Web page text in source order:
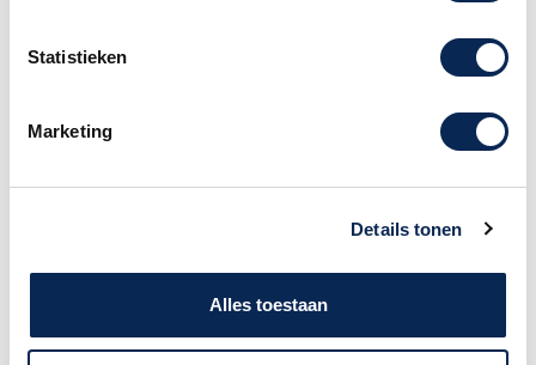
Statistieken
Marketing
Details tonen
Alles toestaan
Stagg M50E Blk Black
Stagg MAHOGANY
KALIMBA 17 KEYS